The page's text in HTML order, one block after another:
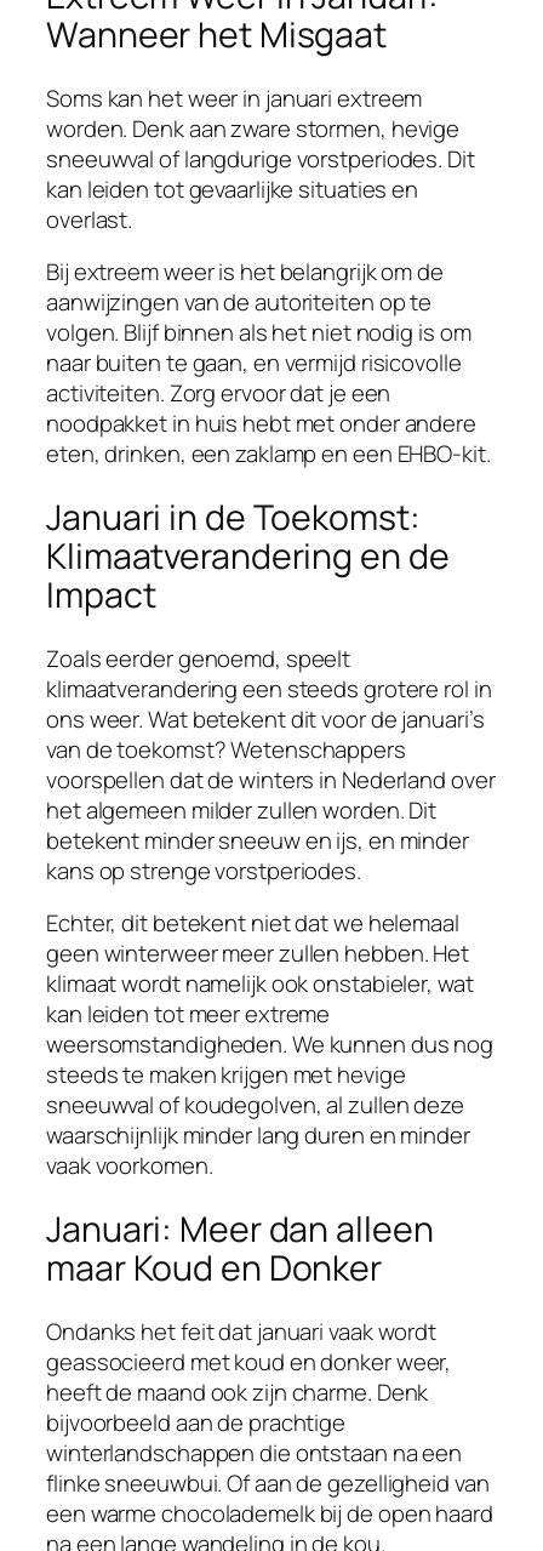
Wanneer het Misgaat
Soms kan het weer in januari extreem
worden. Denk aan zware stormen, hevige
sneeuwval of langdurige vorstperiodes. Dit
kan leiden tot gevaarlijke situaties en
overlast.
Bij extreem weer is het belangrijk om de
aanwijzingen van de autoriteiten op te
volgen. Blijf binnen als het niet nodig is om
naar buiten te gaan, en vermijd risicovolle
activiteiten. Zorg ervoor dat je een
noodpakket in huis hebt met onder andere
eten, drinken, een zaklamp en een EHBO-kit.
Januari in de Toekomst:
Klimaatverandering en de
Impact
Zoals eerder genoemd, speelt
klimaatverandering een steeds grotere rol in
ons weer. Wat betekent dit voor de januari’s
van de toekomst? Wetenschappers
voorspellen dat de winters in Nederland over
het algemeen milder zullen worden. Dit
betekent minder sneeuw en ijs, en minder
kans op strenge vorstperiodes.
Echter, dit betekent niet dat we helemaal
geen winterweer meer zullen hebben. Het
klimaat wordt namelijk ook onstabieler, wat
kan leiden tot meer extreme
weersomstandigheden. We kunnen dus nog
steeds te maken krijgen met hevige
sneeuwval of koudegolven, al zullen deze
waarschijnlijk minder lang duren en minder
vaak voorkomen.
Januari: Meer dan alleen
maar Koud en Donker
Ondanks het feit dat januari vaak wordt
geassocieerd met koud en donker weer,
heeft de maand ook zijn charme. Denk
bijvoorbeeld aan de prachtige
winterlandschappen die ontstaan na een
flinke sneeuwbui. Of aan de gezelligheid van
een warme chocolademelk bij de open haard
na een lange wandeling in de kou.